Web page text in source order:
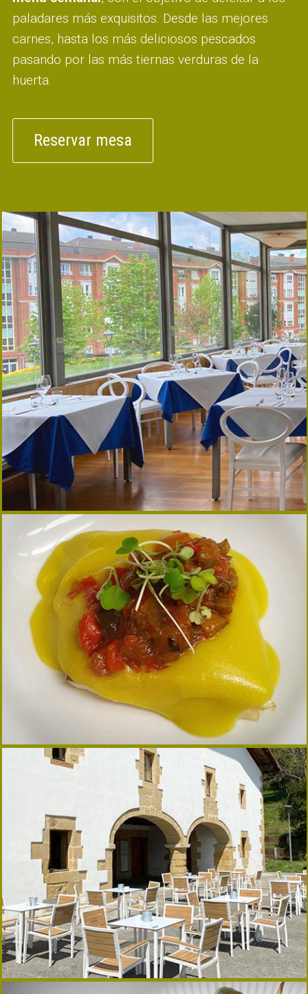
paladares más exquisitos. Desde las mejores
carnes, hasta los más deliciosos pescados
pasando por las más tiernas verduras de la
huerta.
Reservar mesa